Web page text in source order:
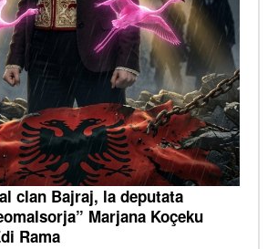
clan Bajraj, la deputata
Marjana Koçeku
Rama